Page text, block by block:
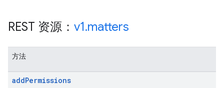
REST 资源： v1.matters
方法
addPermissions